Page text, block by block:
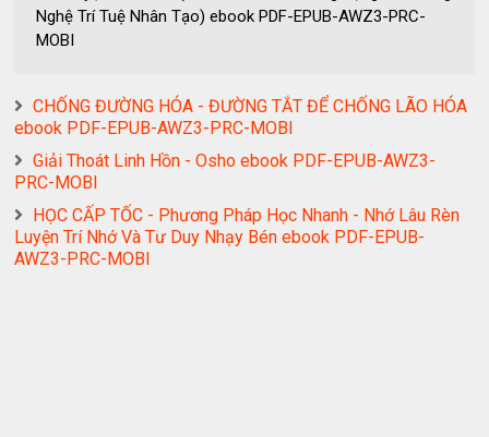
Nghệ Trí Tuệ Nhân Tạo) ebook PDF-EPUB-AWZ3-PRC-
MOBI
CHỐNG ĐƯỜNG HÓA - ĐƯỜNG TẮT ĐỂ CHỐNG LÃO HÓA
ebook PDF-EPUB-AWZ3-PRC-MOBI
Giải Thoát Linh Hồn - Osho ebook PDF-EPUB-AWZ3-
PRC-MOBI
HỌC CẤP TỐC - Phương Pháp Học Nhanh - Nhớ Lâu Rèn
Luyện Trí Nhớ Và Tư Duy Nhạy Bén ebook PDF-EPUB-
AWZ3-PRC-MOBI